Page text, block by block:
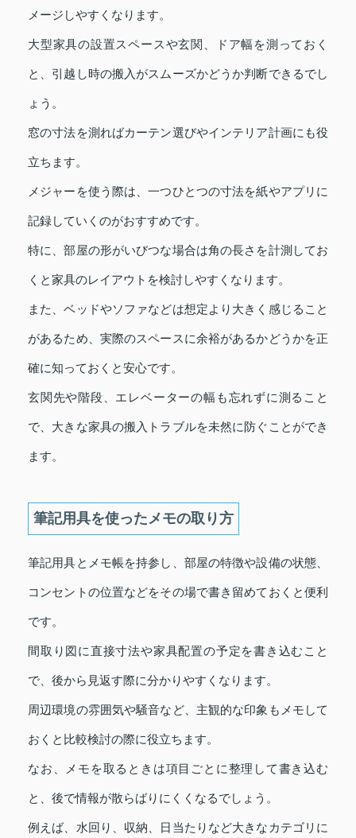
メージしやすくなります。
大型家具の設置スペースや玄関、ドア幅を測っておく
と、引越し時の搬入がスムーズかどうか判断できるでし
ょう。
窓の寸法を測ればカーテン選びやインテリア計画にも役
立ちます。
メジャーを使う際は、一つひとつの寸法を紙やアプリに
記録していくのがおすすめです。
特に、部屋の形がいびつな場合は角の長さを計測してお
くと家具のレイアウトを検討しやすくなります。
また、ベッドやソファなどは想定より大きく感じること
があるため、実際のスペースに余裕があるかどうかを正
確に知っておくと安心です。
玄関先や階段、エレベーターの幅も忘れずに測ること
で、大きな家具の搬入トラブルを未然に防ぐことができ
ます。
筆記用具を使ったメモの取り方
筆記用具とメモ帳を持参し、部屋の特徴や設備の状態、
コンセントの位置などをその場で書き留めておくと便利
です。
間取り図に直接寸法や家具配置の予定を書き込むこと
で、後から見返す際に分かりやすくなります。
周辺環境の雰囲気や騒音など、主観的な印象もメモして
おくと比較検討の際に役立ちます。
なお、メモを取るときは項目ごとに整理して書き込む
と、後で情報が散らばりにくくなるでしょう。
例えば、水回り、収納、日当たりなど大きなカテゴリに